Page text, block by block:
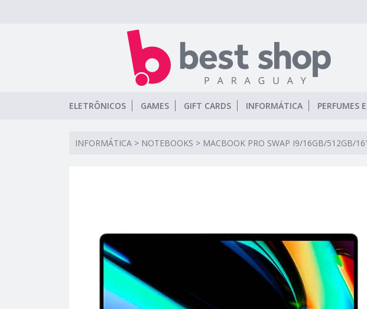
ELETRÔNICOS GAMES GIFT CARDS INFORMÁTICA PERFUMES
INFORMÁTICA > NOTEBOOKS > MACBOOK PRO SWAP I9/16GB/512GB/